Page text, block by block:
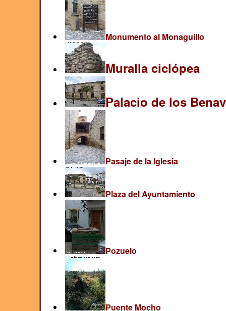
Monumento al Monaguillo
Muralla ciclópea
Palacio de los
Pasaje de la Iglesia
Plaza del Ayuntamiento
Pozuelo
Puente Mocho